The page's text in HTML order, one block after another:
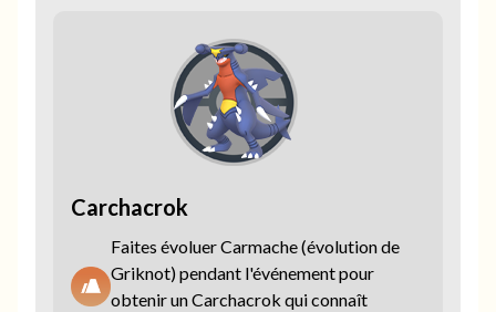
Carchacrok
Faites évoluer Carmache (évolution de
Griknot) pendant l'événement pour
obtenir un Carchacrok qui connaît